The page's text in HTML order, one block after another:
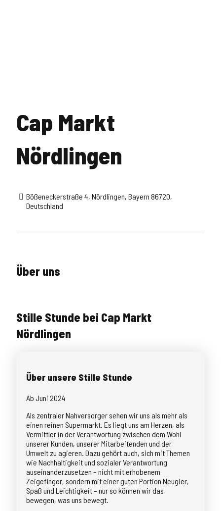
Cap Markt
Nördlingen
Bößeneckerstraße 4, Nördlingen, Bayern 86720,
Deutschland
Über uns
Stille Stunde bei Cap Markt
Nördlingen
Über unsere Stille Stunde
Ab Juni 2024
Als zentraler Nahversorger sehen wir uns als mehr als
einen reinen Supermarkt. Es liegt uns am Herzen, als
Vermittler in der Verantwortung zwischen dem Wohl
unserer Kunden, unserer Mitarbeitenden und der
Umwelt zu agieren. Dazu gehört auch, sich mit Themen
wie Nachhaltigkeit und sozialer Verantwortung
auseinanderzusetzen – nicht mit erhobenem
Zeigefinger, sondern mit einer guten Portion Neugier,
Spaß und Leichtigkeit – nur so können wir das
bewegen, was uns bewegt.